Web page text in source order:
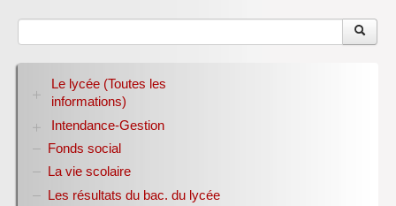
Le lycée (Toutes les
informations)
RENTREE 2026-2027
Stage des élèves de seconde
Intendance-Gestion
Restauration scolaire
Bourses nationales
Année scolaire 2017-2018
Fonds social
La vie scolaire
Les résultats du bac. du lycée